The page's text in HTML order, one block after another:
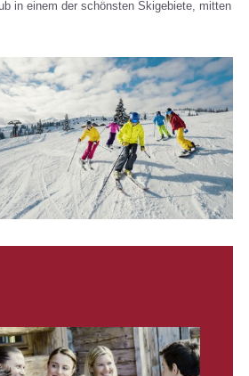
in einem der schönsten Skigebiete, mitten